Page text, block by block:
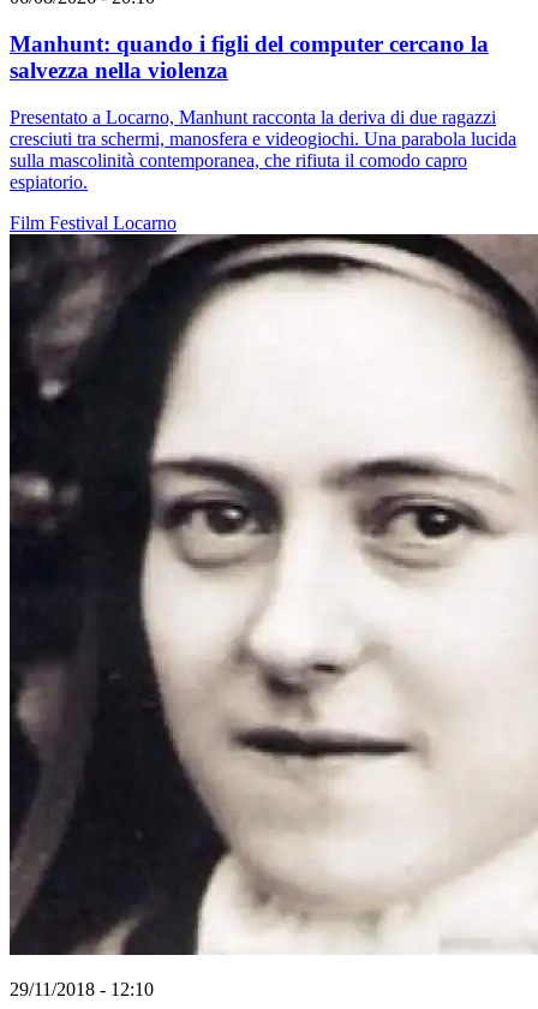
Manhunt: quando i figli del computer cercano la
salvezza nella violenza
Presentato a Locarno, Manhunt racconta la deriva di due ragazzi
cresciuti tra schermi, manosfera e videogiochi. Una parabola lucida
sulla mascolinità contemporanea, che rifiuta il comodo capro
espiatorio.
Film Festival Locarno
29/11/2018 - 12:10